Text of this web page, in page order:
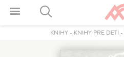
KNIHY - KNIHY PRE DETI -